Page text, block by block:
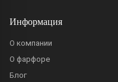
Информация
О компании
О фарфоре
Блог